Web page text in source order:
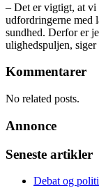
– Det er vigtigt, at vi
udfordringerne med
sundhed. Derfor er
ulighedspuljen, siger
Kommentarer
No related posts.
Annonce
Seneste artikler
Debat og